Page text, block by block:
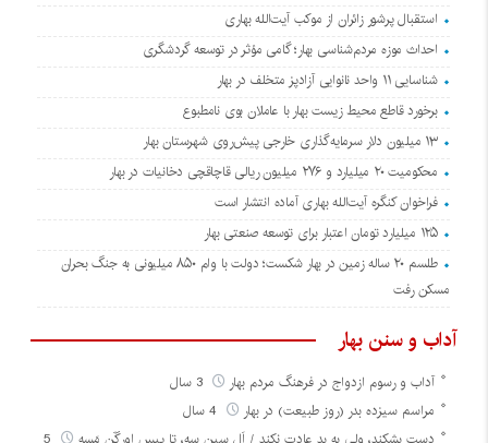
استقبال پرشور زائران از موکب آیت‌الله بهاری
احداث موزه مردم‌شناسی بهار؛ گامی مؤثر در توسعه گردشگری
شناسایی ۱۱ واحد نانوایی آزادپز متخلف در بهار
برخورد قاطع محیط زیست بهار با عاملان بوی نامطبوع
۱۳ میلیون دلار سرمایه‌گذاری خارجی پیش‌روی شهرستان بهار
محکومیت ۲۰ میلیارد و ۲۷۶ میلیون ریالی قاچاقچی دخانیات در بهار
فراخوان کنگره آیت‌الله بهاری آماده انتشار است
۱۲۵ میلیارد تومان اعتبار برای توسعه صنعتی بهار
طلسم ۲۰ ساله زمین در بهار شکست؛ دولت با وام ۸۵۰ میلیونی به جنگ بحران
مسکن رفت
آداب و سنن بهار
آداب و رسوم ازدواج در فرهنگ مردم بهار
3 سال
مراسم سیزده بدر (روز طبیعت) در بهار
دست بشکند، ولی به بد عادت نکند / اَل سین سِه، تا پیس اِورگَن مَسِه
5